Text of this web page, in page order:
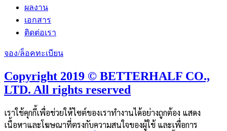
ผลงาน
เอกสาร
ติดต่อเรา
จอง/ล็อคทะเบียน
Copyright 2019 © BETTERHALF CO.,
LTD. All rights reserved
เราใช้คุกกี้เพื่อช่วยให้ไซต์ของเราทำงานได้อย่างถูกต้อง แสดง
เนื้อหาและโฆษณาที่ตรงกับความสนใจของผู้ใช้ และเพื่อการ